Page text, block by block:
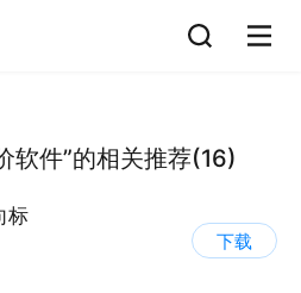
软件”的相关推荐(16)
标
下载